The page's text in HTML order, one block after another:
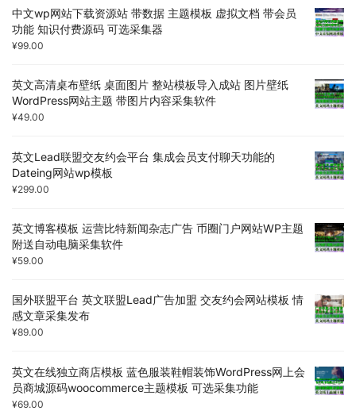
中文wp网站下载资源站 带数据 主题模板 虚拟文档 带会员
功能 知识付费源码 可选采集器
¥99.00
英文高清桌布壁纸 桌面图片 整站模板导入成站 图片壁纸
WordPress网站主题 带图片内容采集软件
¥49.00
英文Lead联盟交友约会平台 集成会员支付聊天功能的
Dateing网站wp模板
¥299.00
英文博客模板 运营比特新闻杂志广告 币圈门户网站WP主题
附送自动电脑采集软件
¥59.00
国外联盟平台 英文联盟Lead广告加盟 交友约会网站模板 情
感文章采集发布
¥89.00
英文在线独立商店模板 蓝色服装鞋帽装饰WordPress网上会
员商城源码woocommerce主题模板 可选采集功能
¥69.00